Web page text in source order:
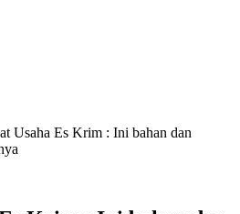
Usaha Es Krim : Ini bahan dan